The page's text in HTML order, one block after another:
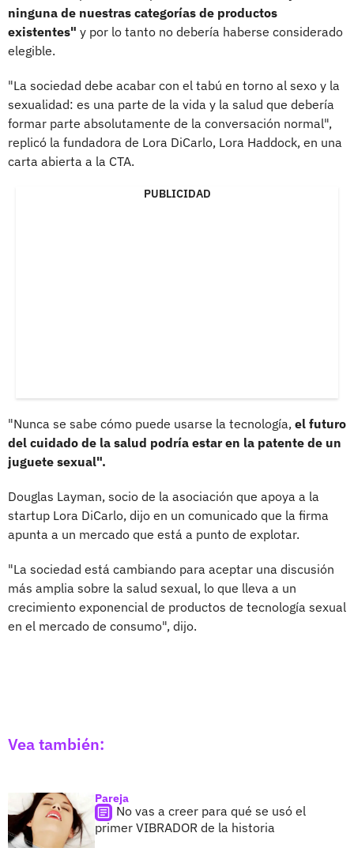
ninguna de nuestras categorías de productos
existentes" y por lo tanto no debería haberse considerado
elegible.
"La sociedad debe acabar con el tabú en torno al sexo y la
sexualidad: es una parte de la vida y la salud que debería
formar parte absolutamente de la conversación normal",
replicó la fundadora de Lora DiCarlo, Lora Haddock, en una
carta abierta a la CTA.
PUBLICIDAD
"Nunca se sabe cómo puede usarse la tecnología, el futuro
del cuidado de la salud podría estar en la patente de un
juguete sexual".
Douglas Layman, socio de la asociación que apoya a la
startup Lora DiCarlo, dijo en un comunicado que la firma
apunta a un mercado que está a punto de explotar.
"La sociedad está cambiando para aceptar una discusión
más amplia sobre la salud sexual, lo que lleva a un
crecimiento exponencial de productos de tecnología sexual
en el mercado de consumo", dijo.
Vea también:
Pareja
No vas a creer para qué se usó el
primer VIBRADOR de la historia